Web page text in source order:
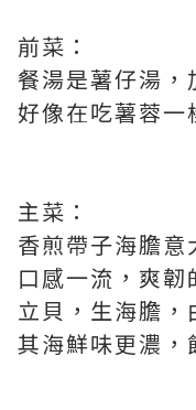
前菜：
餐湯是薯仔湯，
好像在吃薯蓉一
主菜：
香煎帶子海膽
口感一流，爽
立貝，生海膽
其海鮮味更濃